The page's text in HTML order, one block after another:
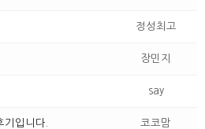
정성최고
장민지
say
입니다. 코코맘